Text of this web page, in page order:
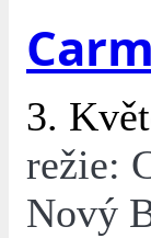
3.
režie:
Nový